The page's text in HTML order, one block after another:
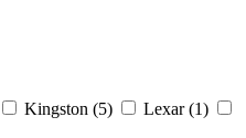
Kingston (5) Lexar (1)